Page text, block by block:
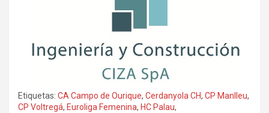
Etiquetas: CA Campo de Ourique, Cerdanyola CH, CP Manlleu,
CP Voltregá, Euroliga Femenina, HC Palau,